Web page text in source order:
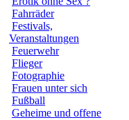
Fahrräder
Festivals,
Veranstaltungen
Feuerwehr
Flieger
Fotographie
Frauen unter sich
Fußball
Geheime und offene